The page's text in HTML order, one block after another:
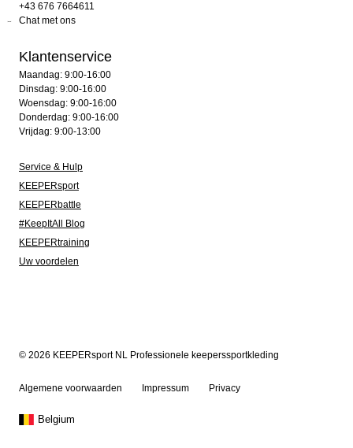
+43 676 7664611
Chat met ons
Klantenservice
Maandag: 9:00-16:00
Dinsdag: 9:00-16:00
Woensdag: 9:00-16:00
Donderdag: 9:00-16:00
Vrijdag: 9:00-13:00
Service & Hulp
KEEPERsport
KEEPERbattle
#KeepItAll Blog
KEEPERtraining
Uw voordelen
© 2026 KEEPERsport NL Professionele keeperssportkleding
Algemene voorwaarden Impressum Privacy
Belgium